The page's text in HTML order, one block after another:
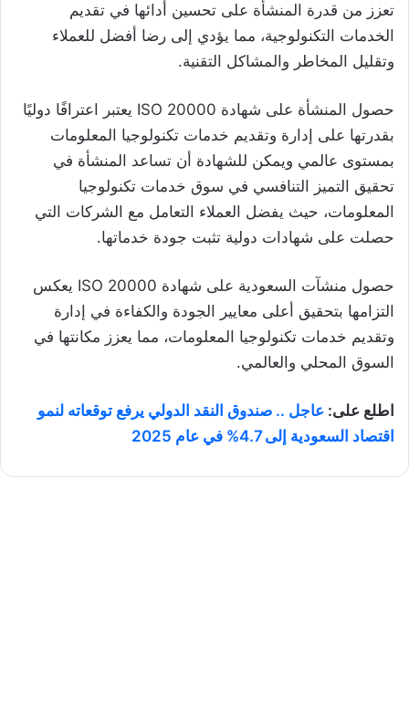
تعزز من قدرة المنشأة على تحسين أدائها في تقديم
الخدمات التكنولوجية، مما يؤدي إلى رضا أفضل للعملاء
وتقليل المخاطر والمشاكل التقنية.
حصول المنشأة على شهادة ISO 20000 يعتبر اعترافًا دوليًا
بقدرتها على إدارة وتقديم خدمات تكنولوجيا المعلومات
بمستوى عالمي ويمكن للشهادة أن تساعد المنشأة في
تحقيق التميز التنافسي في سوق خدمات تكنولوجيا
المعلومات، حيث يفضل العملاء التعامل مع الشركات التي
حصلت على شهادات دولية تثبت جودة خدماتها.
حصول منشآت السعودية على شهادة ISO 20000 يعكس
التزامها بتحقيق أعلى معايير الجودة والكفاءة في إدارة
وتقديم خدمات تكنولوجيا المعلومات، مما يعزز مكانتها في
السوق المحلي والعالمي.
اطلع على: عاجل .. صندوق النقد الدولي يرفع توقعاته لنمو
اقتصاد السعودية إلى 4.7% في عام 2025